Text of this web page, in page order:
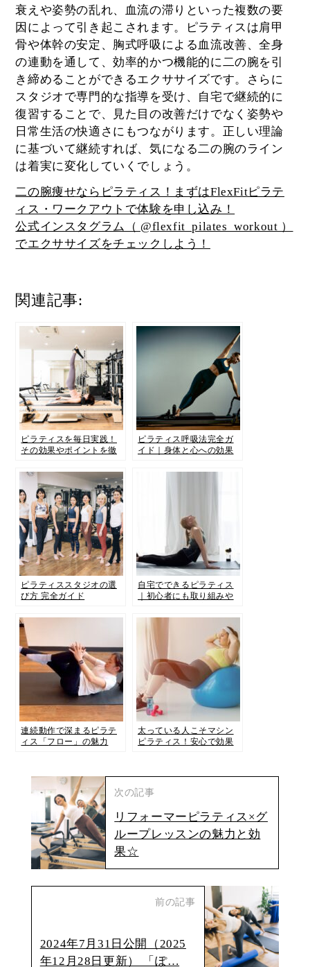
衰えや姿勢の乱れ、血流の滞りといった複数の要
因によって引き起こされます。ピラティスは肩甲
骨や体幹の安定、胸式呼吸による血流改善、全身
の連動を通して、効率的かつ機能的に二の腕を引
き締めることができるエクササイズです。さらに
スタジオで専門的な指導を受け、自宅で継続的に
復習することで、見た目の改善だけでなく姿勢や
日常生活の快適さにもつながります。正しい理論
に基づいて継続すれば、気になる二の腕のライン
は着実に変化していくでしょう。
二の腕痩せならピラティス！まずはFlexFitピラテ
ィス・ワークアウトで体験を申し込み！
公式インスタグラム（ @flexfit_pilates_workout ）
でエクササイズをチェックしよう！
関連記事:
ピラティスを毎日実践！
その効果やポイントを徹
ピラティス呼吸法完全ガ
イド｜身体と心への効果
ピラティススタジオの選
び方 完全ガイド
​自宅でできるピラティス
｜初心者にも取り組みや
けるポイント
連続動作で深まるピラテ
ィス「フロー」の魅力
太っている人こそマシン
ピラティス！安心で効果
次の記事
リフォーマーピラティス×グ
ループレッスンの魅力と効
果☆
前の記事
2024年7月31日公開（2025
年12月28日更新） 「ぽ…